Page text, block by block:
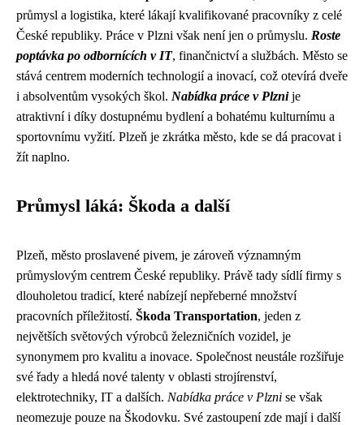
průmysl a logistika, které lákají kvalifikované pracovníky z celé
České republiky. Práce v Plzni však není jen o průmyslu. Roste
poptávka po odbornících v IT, finančnictví a službách. Město se
stává centrem moderních technologií a inovací, což otevírá dveře
i absolventům vysokých škol. Nabídka práce v Plznije
atraktivní i díky dostupnému bydlení a bohatému kulturnímu a
sportovnímu vyžití. Plzeň je zkrátka město, kde se dá pracovat i
žít naplno.
Průmysl láká: Škoda a další
Plzeň, město proslavené pivem, je zároveň významným
průmyslovým centrem České republiky. Právě tady sídlí firmy s
dlouholetou tradicí, které nabízejí nepřeberné množství
pracovních příležitostí. Škoda Transportation, jeden z
největších světových výrobců železničních vozidel, je
synonymem pro kvalitu a inovace. Společnost neustále rozšiřuje
své řady a hledá nové talenty v oblasti strojírenství,
elektrotechniky, IT a dalších. Nabídka práce v Plzni se však
neomezuje pouze na Škodovku. Své zastoupení zde mají i další